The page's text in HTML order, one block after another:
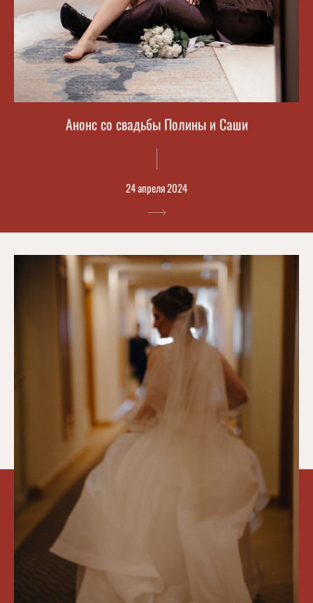
Анонс со свадьбы Полины и Саши
24 апреля 2024